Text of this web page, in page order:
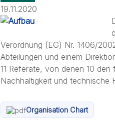
19.11.2020
Verordnung (EG) Nr. 1406/
Abteilungen und einem
11 Referate, von denen 10
Nachhaltigkeit und technische
Organisation Chart